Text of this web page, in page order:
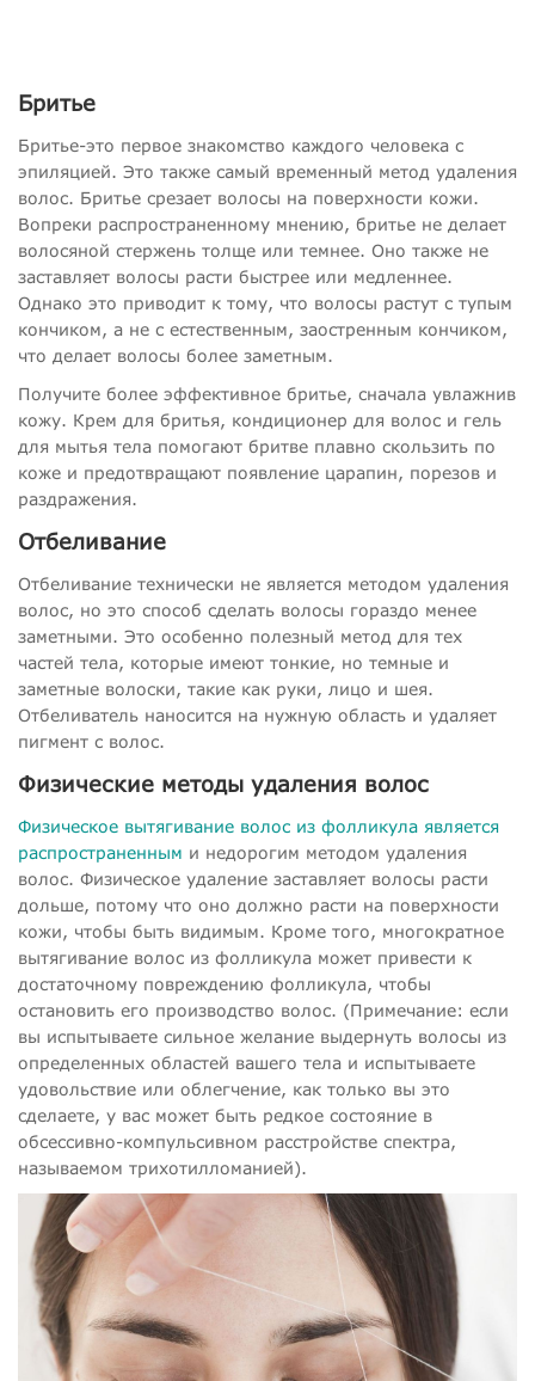
Бритье
Бритье-это первое знакомство каждого человека с
эпиляцией. Это также самый временный метод удаления
волос. Бритье срезает волосы на поверхности кожи.
Вопреки распространенному мнению, бритье не делает
волосяной стержень толще или темнее. Оно также не
заставляет волосы расти быстрее или медленнее.
Однако это приводит к тому, что волосы растут с тупым
кончиком, а не с естественным, заостренным кончиком,
что делает волосы более заметным.
Получите более эффективное бритье, сначала увлажнив
кожу. Крем для бритья, кондиционер для волос и гель
для мытья тела помогают бритве плавно скользить по
коже и предотвращают появление царапин, порезов и
раздражения.
Отбеливание
Отбеливание технически не является методом удаления
волос, но это способ сделать волосы гораздо менее
заметными. Это особенно полезный метод для тех
частей тела, которые имеют тонкие, но темные и
заметные волоски, такие как руки, лицо и шея.
Отбеливатель наносится на нужную область и удаляет
пигмент с волос.
Физические методы удаления волос
Физическое вытягивание волос из фолликула является
распространенным и недорогим методом удаления
волос. Физическое удаление заставляет волосы расти
дольше, потому что оно должно расти на поверхности
кожи, чтобы быть видимым. Кроме того, многократное
вытягивание волос из фолликула может привести к
достаточному повреждению фолликула, чтобы
остановить его производство волос. (Примечание: если
вы испытываете сильное желание выдернуть волосы из
определенных областей вашего тела и испытываете
удовольствие или облегчение, как только вы это
сделаете, у вас может быть редкое состояние в
обсессивно-компульсивном расстройстве спектра,
называемом трихотилломанией).